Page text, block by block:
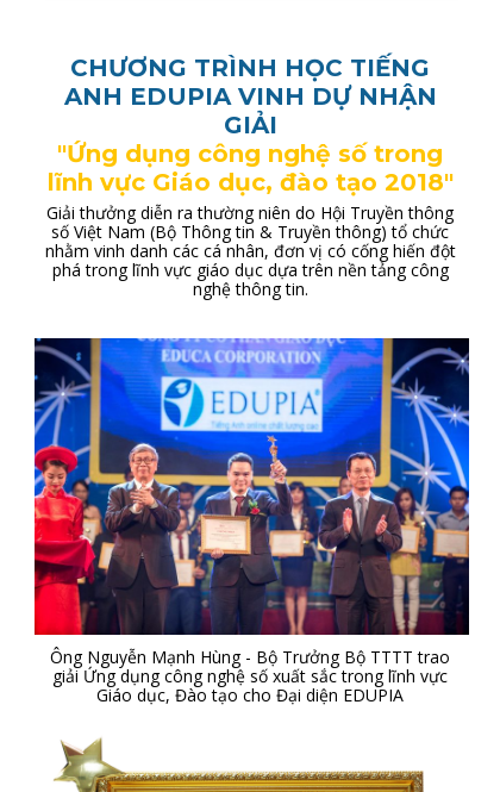
CHƯƠNG TRÌNH HỌC TIẾNG
ANH EDUPIA VINH DỰ NHẬN
GIẢI
"Ứng dụng công nghệ số trong
lĩnh vực Giáo dục, đào tạo 2018"
Giải thưởng diễn ra thường niên do Hội Truyền thông
số Việt Nam (Bộ Thông tin & Truyền thông) tổ chức
nhằm vinh danh các cá nhân, đơn vị có cống hiến đột
phá trong lĩnh vực giáo dục dựa trên nền tảng công
nghệ thông tin.
Ông Nguyễn Mạnh Hùng - Bộ Trưởng Bộ TTTT trao
giải Ứng dụng công nghệ số xuất sắc trong lĩnh vực
Giáo dục, Đào tạo cho Đại diện EDUPIA